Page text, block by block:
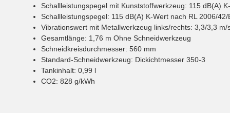
Schallleistungspegel mit Kunststoffwerkzeug: 115 dB(A)
Schallleistungspegel: 115 dB(A) K-Wert nach RL 2006/42/
Vibrationswert mit Metallwerkzeug links/rechts: 3,3/3,3 m/
Gesamtlänge: 1,76 m Ohne Schneidwerkzeug
Schneidkreisdurchmesser: 560 mm
Standard-Schneidwerkzeug: Dickichtmesser 350-3
Tankinhalt: 0,99 l
CO2: 828 g/kWh